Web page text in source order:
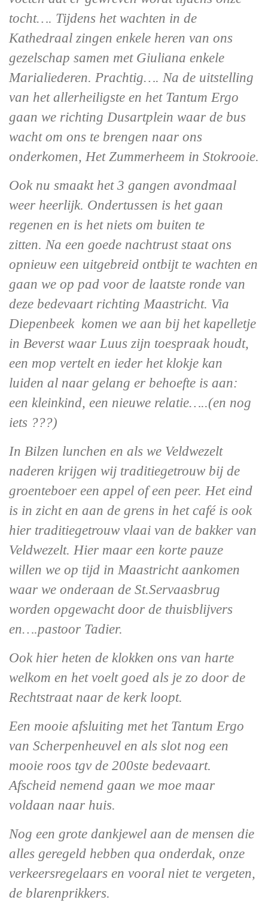
tocht…. Tijdens het wachten in de
Kathedraal zingen enkele heren van ons
gezelschap samen met Giuliana enkele
Marialiederen. Prachtig…. Na de uitstelling
van het allerheiligste en het Tantum Ergo
gaan we richting Dusartplein waar de bus
wacht om ons te brengen naar ons
onderkomen, Het Zummerheem in Stokrooie.
Ook nu smaakt het 3 gangen avondmaal
weer heerlijk. Ondertussen is het gaan
regenen en is het niets om buiten te
zitten. Na een goede nachtrust staat ons
opnieuw een uitgebreid ontbijt te wachten en
gaan we op pad voor de laatste ronde van
deze bedevaart richting Maastricht. Via
Diepenbeek komen we aan bij het kapelletje
in Beverst waar Luus zijn toespraak houdt,
een mop vertelt en ieder het klokje kan
luiden al naar gelang er behoefte is aan:
een kleinkind, een nieuwe relatie…..(en nog
iets ???)
In Bilzen lunchen en als we Veldwezelt
naderen krijgen wij traditiegetrouw bij de
groenteboer een appel of een peer. Het eind
is in zicht en aan de grens in het café is ook
hier traditiegetrouw vlaai van de bakker van
Veldwezelt. Hier maar een korte pauze
willen we op tijd in Maastricht aankomen
waar we onderaan de St.Servaasbrug
worden opgewacht door de thuisblijvers
en….pastoor Tadier.
Ook hier heten de klokken ons van harte
welkom en het voelt goed als je zo door de
Rechtstraat naar de kerk loopt.
Een mooie afsluiting met het Tantum Ergo
van Scherpenheuvel en als slot nog een
mooie roos tgv de 200ste bedevaart.
Afscheid nemend gaan we moe maar
voldaan naar huis.
Nog een grote dankjewel aan de mensen die
alles geregeld hebben qua onderdak, onze
verkeersregelaars en vooral niet te vergeten,
de blarenprikkers.